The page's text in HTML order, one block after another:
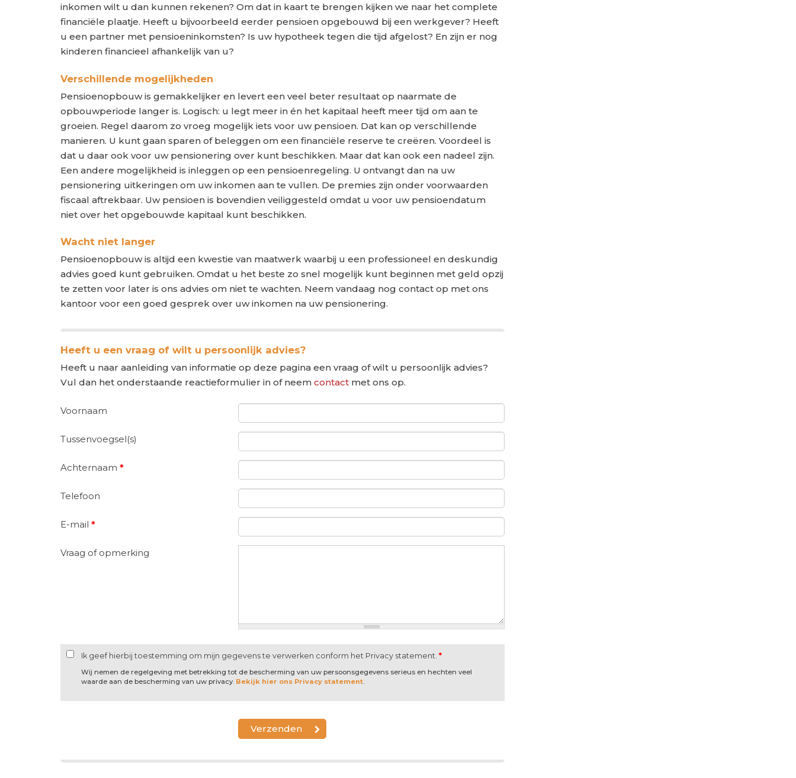
inkomen wilt u dan kunnen rekenen? Om dat in kaart te brengen kijken we naar het complete
financiële plaatje. Heeft u bijvoorbeeld eerder pensioen opgebouwd bij een werkgever? Heeft
u een partner met pensioeninkomsten? Is uw hypotheek tegen die tijd afgelost? En zijn er nog
kinderen financieel afhankelijk van u?
Verschillende mogelijkheden
Pensioenopbouw is gemakkelijker en levert een veel beter resultaat op naarmate de
opbouwperiode langer is. Logisch: u legt meer in én het kapitaal heeft meer tijd om aan te
groeien. Regel daarom zo vroeg mogelijk iets voor uw pensioen. Dat kan op verschillende
manieren. U kunt gaan sparen of beleggen om een financiële reserve te creëren. Voordeel is
dat u daar ook voor uw pensionering over kunt beschikken. Maar dat kan ook een nadeel zijn.
Een andere mogelijkheid is inleggen op een pensioenregeling. U ontvangt dan na uw
pensionering uitkeringen om uw inkomen aan te vullen. De premies zijn onder voorwaarden
fiscaal aftrekbaar. Uw pensioen is bovendien veiliggesteld omdat u voor uw pensioendatum
niet over het opgebouwde kapitaal kunt beschikken.
Wacht niet langer
Pensioenopbouw is altijd een kwestie van maatwerk waarbij u een professioneel en deskundig
advies goed kunt gebruiken. Omdat u het beste zo snel mogelijk kunt beginnen met geld opzij
te zetten voor later is ons advies om niet te wachten. Neem vandaag nog contact op met ons
kantoor voor een goed gesprek over uw inkomen na uw pensionering.
Heeft u een vraag of wilt u persoonlijk advies?
Heeft u naar aanleiding van informatie op deze pagina een vraag of wilt u persoonlijk advies?
Vul dan het onderstaande reactieformulier in of neem contact met ons op.
Voornaam
Tussenvoegsel(s)
Achternaam *
Telefoon
E-mail *
Vraag of opmerking
Ik geef hierbij toestemming om mijn gegevens te verwerken conform het Privacy statement. *
Wij nemen de regelgeving met betrekking tot de bescherming van uw persoonsgegevens serieus en hechten veel
waarde aan de bescherming van uw privacy. Bekijk hier ons Privacy statement.